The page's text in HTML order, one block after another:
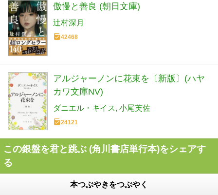
傲慢と善良 (朝日文庫)
辻村深月
42468
アルジャーノンに花束を〔新版〕(ハヤ
カワ文庫NV)
ダニエル・キイス 小尾芙佐
24121
この銀盤を君と跳ぶ (角川書店単行本)をシェアす
る
本つぶやきをつぶやく